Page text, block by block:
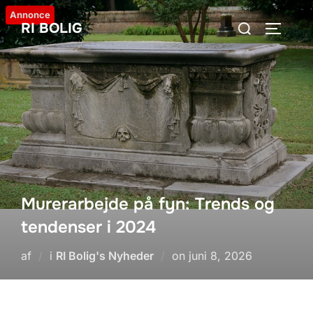
Videre
til
indhold
RI BOLIG
Søg
efter:
SLÅ
Annonce
Murerarbejde på fyn: Trends og
tendenser i 2024
af i RI Bolig's Nyheder on Udgivet
juni 8, 2026